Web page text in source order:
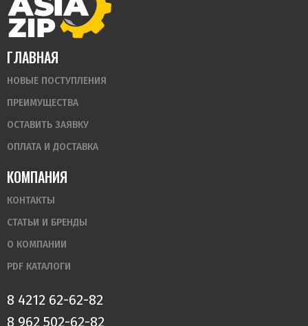
ГЛАВНАЯ
НОВЫЕ ПОСТУПЛЕНИЯ
ПРЕИМУЩЕСТВА
ОСТАВИТЬ ЗАЯВКУ
ОПЛАТА И ДОСТАВКА
КОМПАНИЯ
КОНТАКТЫ
СТАТЬИ И БРЕНДЫ
О КОМПАНИИ
PDF КАТАЛОГИ
8 4212 62-62-82
8 962 502-62-82